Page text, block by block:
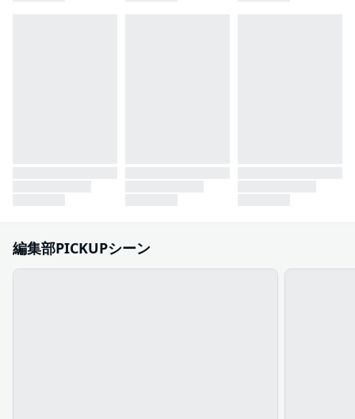
編集部PICKUPシーン